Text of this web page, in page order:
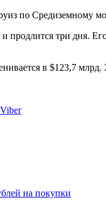
по Средиземному
продлится три дня.
в $123,7
Viber
на покупки